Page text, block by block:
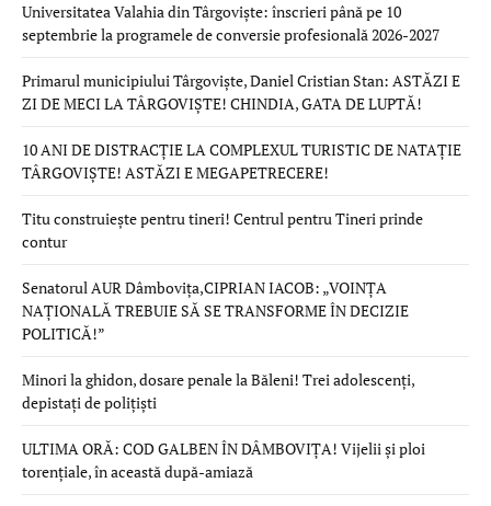
Universitatea Valahia din Târgoviște: înscrieri până pe 10
septembrie la programele de conversie profesională 2026-2027
Primarul municipiului Târgoviște, Daniel Cristian Stan: ASTĂZI E
ZI DE MECI LA TÂRGOVIȘTE! CHINDIA, GATA DE LUPTĂ!
10 ANI DE DISTRACȚIE LA COMPLEXUL TURISTIC DE NATAȚIE
TÂRGOVIȘTE! ASTĂZI E MEGAPETRECERE!
Titu construiește pentru tineri! Centrul pentru Tineri prinde
contur
Senatorul AUR Dâmbovița,CIPRIAN IACOB: „VOINȚA
NAȚIONALĂ TREBUIE SĂ SE TRANSFORME ÎN DECIZIE
POLITICĂ!”
Minori la ghidon, dosare penale la Băleni! Trei adolescenți,
depistați de polițiști
ULTIMA ORĂ: COD GALBEN ÎN DÂMBOVIȚA! Vijelii și ploi
torențiale, în această după-amiază